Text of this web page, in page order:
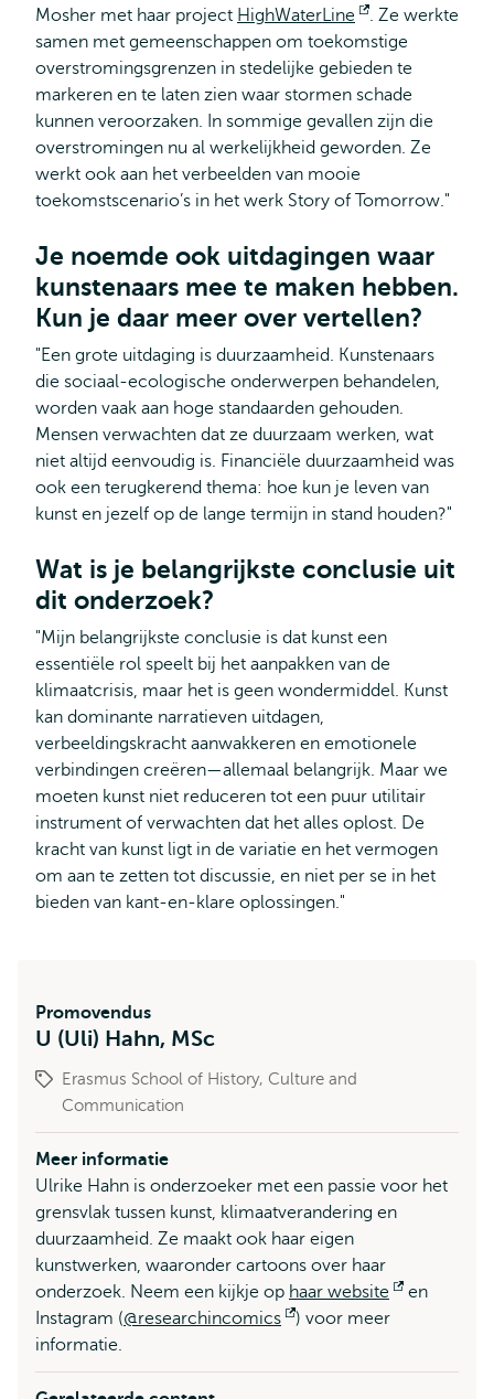
Mosher met haar project HighWaterLine
Opent
extern
. Ze werkte
samen met gemeenschappen om toekomstige
overstromingsgrenzen in stedelijke gebieden te
markeren en te laten zien waar stormen schade
kunnen veroorzaken. In sommige gevallen zijn die
overstromingen nu al werkelijkheid geworden. Ze
werkt ook aan het verbeelden van mooie
toekomstscenario’s in het werk Story of Tomorrow."
Je noemde ook uitdagingen waar
kunstenaars mee te maken hebben.
Kun je daar meer over vertellen?
"Een grote uitdaging is duurzaamheid. Kunstenaars
die sociaal-ecologische onderwerpen behandelen,
worden vaak aan hoge standaarden gehouden.
Mensen verwachten dat ze duurzaam werken, wat
niet altijd eenvoudig is. Financiële duurzaamheid was
ook een terugkerend thema: hoe kun je leven van
kunst en jezelf op de lange termijn in stand houden?"
Wat is je belangrijkste conclusie uit
dit onderzoek?
"Mijn belangrijkste conclusie is dat kunst een
essentiële rol speelt bij het aanpakken van de
klimaatcrisis, maar het is geen wondermiddel. Kunst
kan dominante narratieven uitdagen,
verbeeldingskracht aanwakkeren en emotionele
verbindingen creëren—allemaal belangrijk. Maar we
moeten kunst niet reduceren tot een puur utilitair
instrument of verwachten dat het alles oplost. De
kracht van kunst ligt in de variatie en het vermogen
om aan te zetten tot discussie, en niet per se in het
bieden van kant-en-klare oplossingen."
Promovendus
U (Uli) Hahn, MSc
Erasmus School of History, Culture and
Communication
Meer informatie
Ulrike Hahn is onderzoeker met een passie voor het
grensvlak tussen kunst, klimaatverandering en
duurzaamheid. Ze maakt ook haar eigen
kunstwerken, waaronder cartoons over haar
onderzoek. Neem een kijkje op haar website
Opent
en
Instagram (@researchincomics
Opent
) voor meer
informatie.